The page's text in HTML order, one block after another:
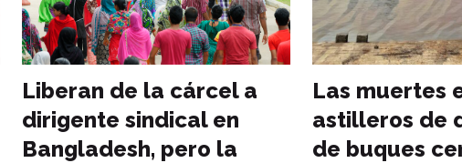
Liberan de la cárcel a
dirigente sindical en
Bangladesh, pero la
Las muertes
astilleros de
de buques